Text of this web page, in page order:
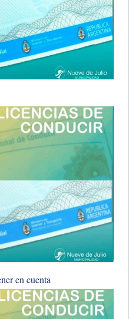
en cuenta